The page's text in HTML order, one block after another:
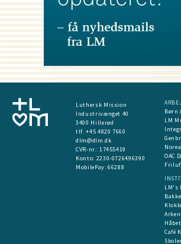
Luthersk Mission
Industrivænget 40
3400 Hillerød
tlf. +45 4820 7660
dlm@dlm.dk
CVR-nr.: 17455419
​Konto: 2230-0726496390
MobilePay:66288
Børn
LM
OAC
LM's
Arken
Håbet
Café
Skoler